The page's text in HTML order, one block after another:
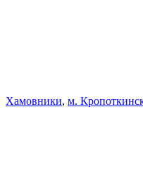
Хамовники, м.